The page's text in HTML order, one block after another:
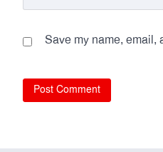
Save my name, email,